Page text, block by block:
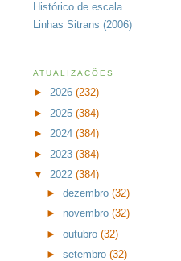
Histórico de escala
Linhas Sitrans (2006)
ATUALIZAÇÕES
► 2026 (232)
► 2025 (384)
► 2024 (384)
► 2023 (384)
▼ 2022 (384)
► dezembro (32)
► novembro (32)
► outubro (32)
► setembro (32)